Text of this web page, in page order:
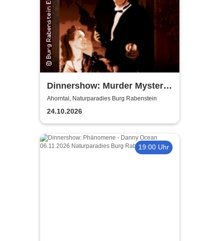
Dinnershow: Murder Mystery
Dinner - Murder for Fun
Ahorntal, Naturparadies Burg Rabenstein
24.10.2026
19:00 Uhr